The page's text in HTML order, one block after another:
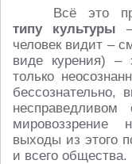
Всё это
типу культуры
человек видит –
виде курения) –
только
бессознательно,
несправедливом
мировоззрение
выходы из этого
и всего общества.